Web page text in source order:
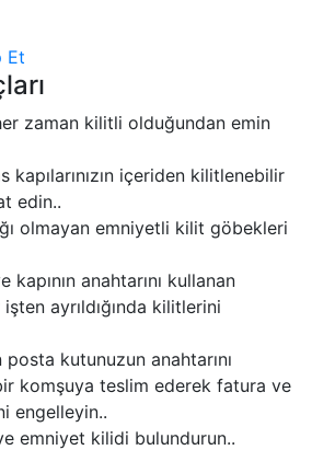
Et
her zaman kilitli olduğundan emin
kapılarınızın içeriden kilitlenebilir
edin..
olmayan emniyetli kilit göbekleri
kapının anahtarını kullanan
ayrıldığında kilitlerini
posta kutunuzun anahtarını
komşuya teslim ederek fatura ve
engelleyin..
emniyet kilidi bulundurun..